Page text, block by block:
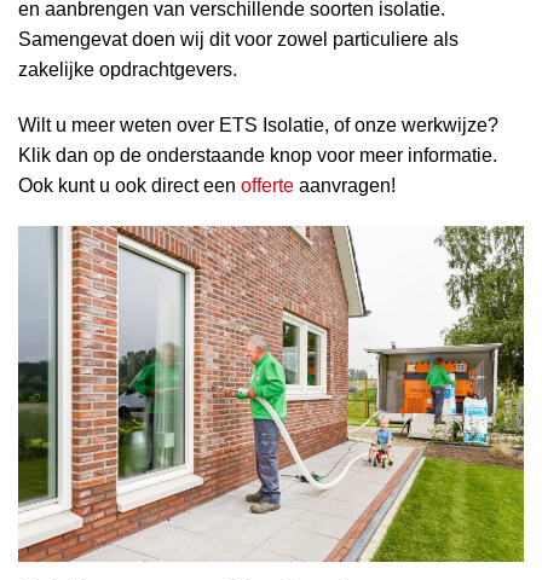
en aanbrengen van verschillende soorten isolatie.
Samengevat doen wij dit voor zowel particuliere als
zakelijke opdrachtgevers.
Wilt u meer weten over ETS Isolatie, of onze werkwijze?
Klik dan op de onderstaande knop voor meer informatie.
Ook kunt u ook direct een offerte aanvragen!